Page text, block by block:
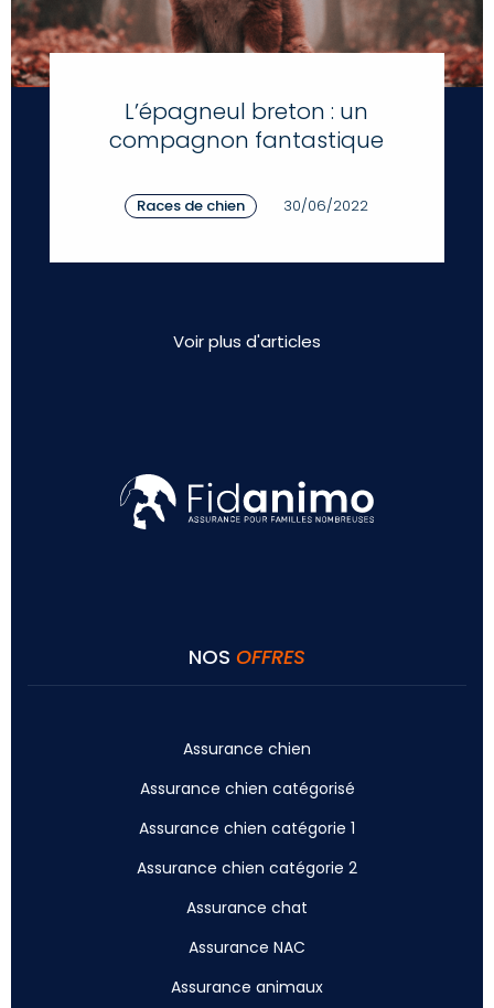
L’épagneul breton : un
compagnon fantastique
Races de chien 30/06/2022
Voir plus d'articles
NOS OFFRES
Assurance chien
Assurance chien catégorisé
Assurance chien catégorie 1
Assurance chien catégorie 2
Assurance chat
Assurance NAC
Assurance animaux